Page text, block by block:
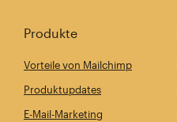
Produkte
Vorteile von Mailchimp
Produktupdates
E-Mail-Marketing